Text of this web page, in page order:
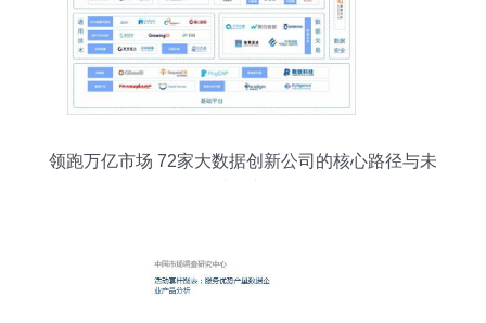
领跑万亿市场 72家大数据创新公司的核心路径与未